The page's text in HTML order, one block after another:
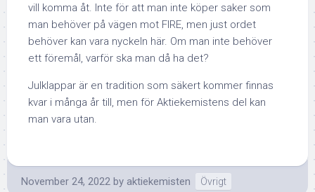
vill komma åt. Inte för att man inte köper saker som
man behöver på vägen mot FIRE, men just ordet
behöver kan vara nyckeln här. Om man inte behöver
ett föremål, varför ska man då ha det?
Julklappar är en tradition som säkert kommer finnas
kvar i många år till, men för Aktiekemistens del kan
man vara utan.
November 24, 2022 by aktiekemisten Övrigt